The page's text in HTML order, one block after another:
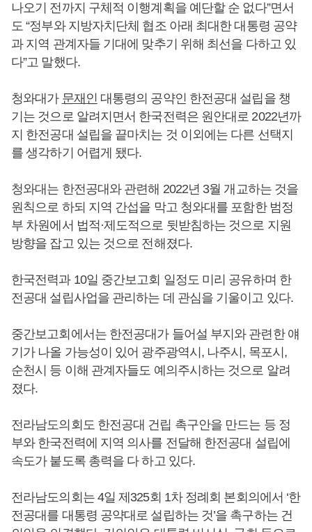
나오기 전까지 구체적 이행계획을 예단할 순 없다”면서
도 “정부와 지방자치단체 협조 아래 최대한 대통령 공약
과 지역 관계자들 기대에 맞추기 위해 최선을 다하고 있
다”고 말했다.
청와대가 문재인 대통령의 공약인 한전공대 설립을 챙
기는 것으로 알려지면서 한국전력은 원안대로 2022년까
지 한전공대 설립을 끝마치는 것 이외에는 다른 선택지
를 생각하기 어렵게 됐다.
청와대는 한전공대와 관련해 2022년 3월 개교하는 것을
원칙으로 하되 지역 간섭을 막고 청와대를 포함한 범정
부 차원에서 법적·제도적으로 뒷받침하는 것으로 지원
방향을 잡고 있는 것으로 전해졌다.
한국전력과 10일 중간보고회 일정도 미리 공유하며 한
전공대 설립사업을 관리하는 데 관심을 기울이고 있다.
중간보고회에서는 한전공대가 들어설 부지와 관련한 얘
기가 나올 가능성이 있어 광주광역시, 나주시, 목포시,
순천시 등 이해 관계자들도 예의주시하는 것으로 알려
졌다.
전라남도의회도 한전공대 건립 촉구안을 만드는 등 정
부와 한국전력에 지역 의사를 전달해 한전공대 설립에
속도가 붙도록 총력을 다 하고 있다.
전라남도의회는 4일 제325회 1차 정례회 본회의에서 ‘한
전공대를 대통령 공약대로 설립하는 것’을 촉구하는 건